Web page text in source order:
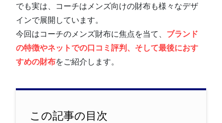
でも実は、コーチはメンズ向けの財布も様々なデザ
インで展開しています。
今回はコーチのメンズ財布に焦点を当て、 ブランド
の特徴やネットでの口コミ評判、そして最後におす
すめの財布をご紹介します。
この記事の目次